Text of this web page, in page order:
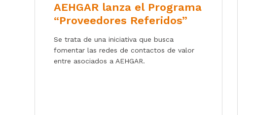
AEHGAR lanza el Programa
“Proveedores Referidos”
Se trata de una iniciativa que busca
fomentar las redes de contactos de valor
entre asociados a AEHGAR.